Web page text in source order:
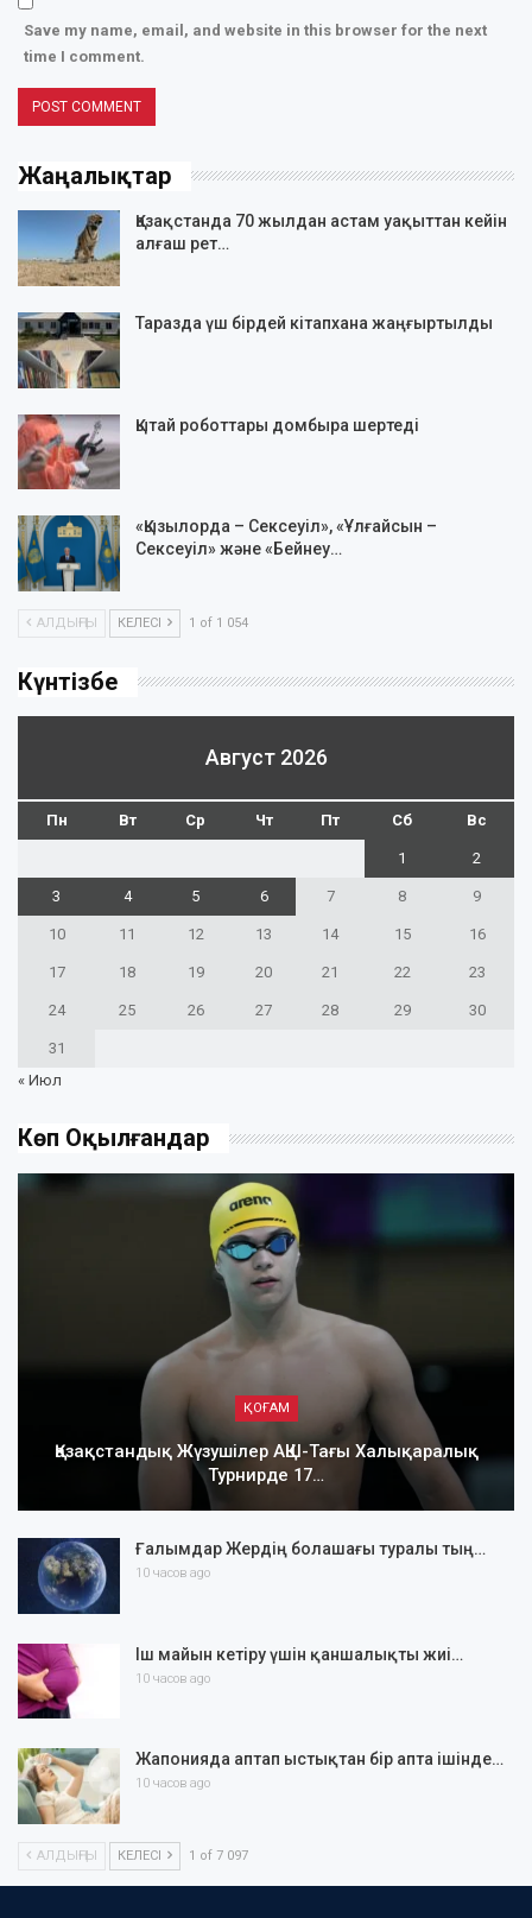
Save my name, email, and website in this browser for the next
time I comment.
Жаңалықтар
Қазақстанда 70 жылдан астам уақыттан кейін
алғаш рет…
Таразда үш бірдей кітапхана жаңғыртылды
Қытай роботтары домбыра шертеді
«Қызылорда – Сексеуіл», «Ұлғайсын –
Сексеуіл» және «Бейнеу…
АЛДЫҢҒЫ КЕЛЕСІ 1 of 1 054
Күнтізбе
Август 2026
Пн Вт Ср Чт Пт Сб Вс
1 2
3 4 5 6 7 8 9
10 11 12 13 14 15 16
17 18 19 20 21 22 23
24 25 26 27 28 29 30
31
« Июл
Көп Оқылғандар
ҚОҒАМ
Қазақстандық Жүзушілер АҚШ-Тағы Халықаралық
Турнирде 17…
Ғалымдар Жердің болашағы туралы тың…
10 часов ago
Іш майын кетіру үшін қаншалықты жиі…
10 часов ago
Жапонияда аптап ыстықтан бір апта ішінде…
10 часов ago
АЛДЫҢҒЫ КЕЛЕСІ 1 of 7 097